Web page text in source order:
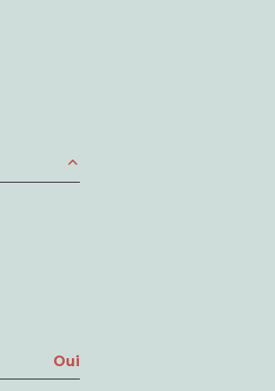
6.5 m²
Oui